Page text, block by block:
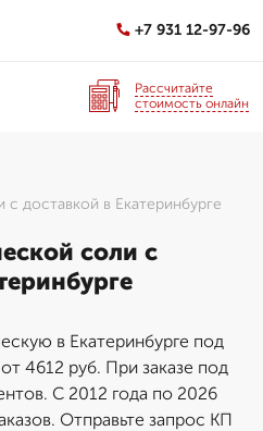
+7 931 12-97-96
Рассчитайте
стоимость онлайн
с доставкой в Екатеринбурге
соли с
в Екатеринбурге под
4612 руб. При заказе под
С 2012 года по 2026
Отправьте запрос КП